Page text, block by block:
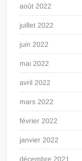
août 2022
juillet 2022
juin 2022
mai 2022
avril 2022
mars 2022
février 2022
janvier 2022
décembre 2021